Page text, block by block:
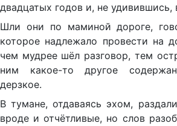
двадцатых годов и, не удивившись,
Шли они по маминой дороге,
которое надлежало провести на
чем мудрее шёл разговор, тем
ним какое-то другое
дерзкое.
В тумане, отдаваясь эхом,
вроде и отчётливые, но слов